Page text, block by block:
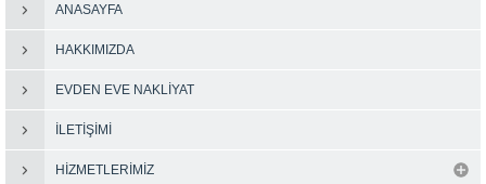
ANASAYFA
HAKKIMIZDA
EVDEN EVE NAKLIYAT
İLETIŞIMI
HIZMETLERIMIZ